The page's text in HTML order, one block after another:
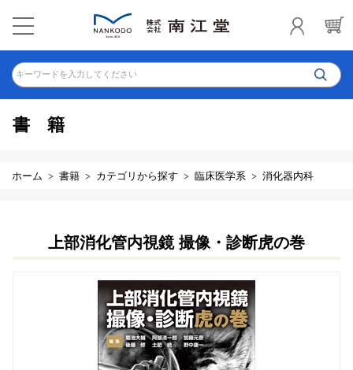
キーワードを入力してください
書籍
ホーム 書籍 カテゴリから探す 臨床医学系 消化器内科
上部消化管内視鏡 撮像・診断虎の巻